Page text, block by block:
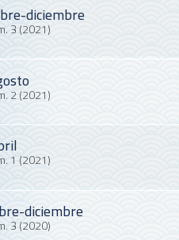
diciembre
3 (2021)
2 (2021)
1 (2021)
diciembre
3 (2020)